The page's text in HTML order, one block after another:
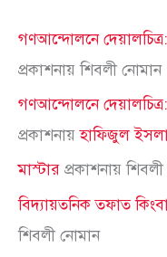
গণআন্দোলনে
প্রকাশনায়শিবলী নোমান
গণআন্দোলনে
প্রকাশনায়হাফিজুল
মাস্টার প্রকাশনায়
বিদ্যায়তনিক তফাত
শিবলী নোমান